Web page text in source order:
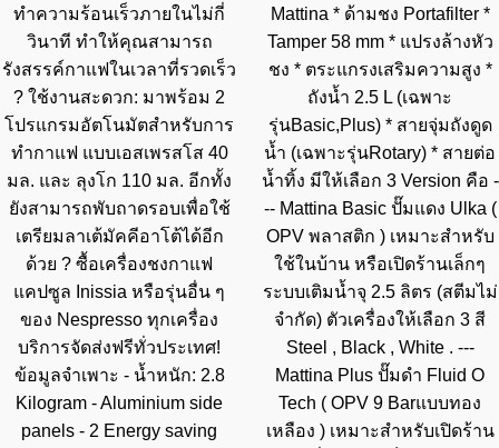
ทำความร้อนเร็วภายในไม่กี่
วินาที ทำให้คุณสามารถ
รังสรรค์กาแฟในเวลาที่รวดเร็ว
? ใช้งานสะดวก: มาพร้อม 2
โปรแกรมอัตโนมัตสำหรับการ
ทำกาแฟ แบบเอสเพรสโส 40
มล. และ ลุงโก 110 มล. อีกทั้ง
ยังสามารถพับถาดรอบเพื่อใช้
เตรียมลาเต้มัคคีอาโต้ได้อีก
ด้วย ? ซื้อเครื่องชงกาแฟ
แคปซูล Inissia หรือรุ่นอื่น ๆ
ของ Nespresso ทุกเครื่อง
บริการจัดส่งฟรีทั่วประเทศ!
ข้อมูลจำเพาะ - น้ำหนัก: 2.8
Kilogram - Aluminium side
panels - 2 Energy saving
Mattina * ด้ามชง Portafilter *
Tamper 58 mm * แปรงล้างหัว
ชง * ตระแกรงเสริมความสูง *
ถังน้ำ 2.5 L (เฉพาะ
รุ่นBasic,Plus) * สายจุ่มถังดูด
น้ำ (เฉพาะรุ่นRotary) * สายต่อ
น้ำทิ้ง มีให้เลือก 3 Version คือ -
-- Mattina Basic ปั๊มแดง Ulka (
OPV พลาสติก ) เหมาะสำหรับ
ใช้ในบ้าน หรือเปิดร้านเล็กๆ
ระบบเติมน้ำจุ 2.5 ลิตร (สตีมไม่
จำกัด) ตัวเครื่องให้เลือก 3 สี
Steel , Black , White . ---
Mattina Plus ปั๊มดำ Fluid O
Tech ( OPV 9 Barแบบทอง
เหลือง ) เหมาะสำหรับเปิดร้าน